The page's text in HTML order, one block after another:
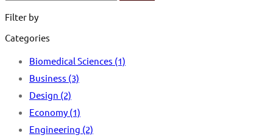
Filter by
Categories
Biomedical Sciences (1)
Business (3)
Design (2)
Economy (1)
Engineering (2)